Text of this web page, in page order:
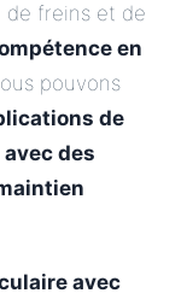
de freins et de
en
pouvons
de
des
avec